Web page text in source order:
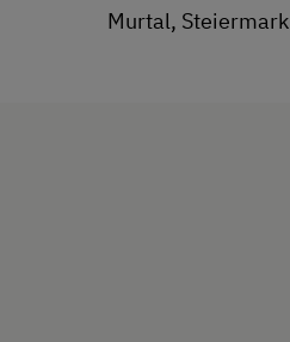
Murtal, Steiermark